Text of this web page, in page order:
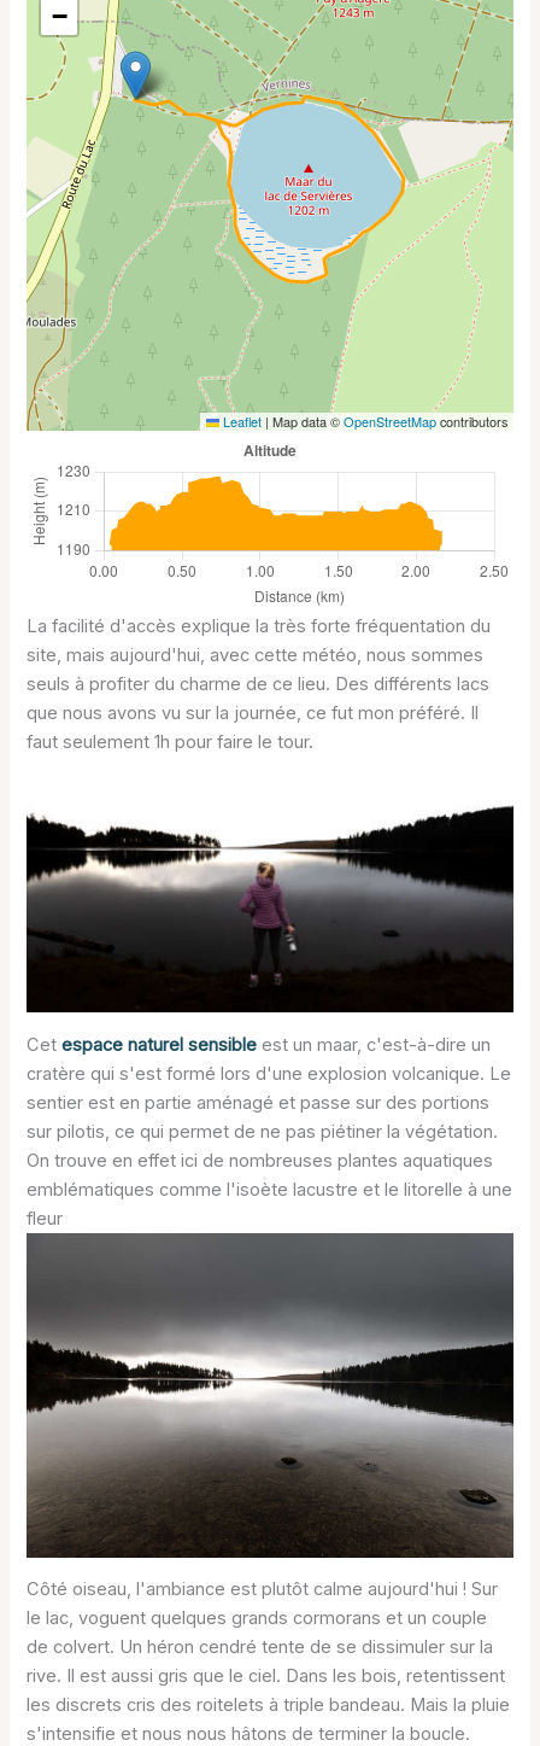
−
Leaflet | Map data ©OpenStreetMapcontributors
La facilité d'accès explique la très forte fréquentation du
site, mais aujourd'hui, avec cette météo, nous sommes
seuls à profiter du charme de ce lieu. Des différents lacs
que nous avons vu sur la journée, ce fut mon préféré. Il
faut seulement 1h pour faire le tour.
Cetespace naturel sensible est un maar, c'est-à-dire un
cratère qui s'est formé lors d'une explosion volcanique. Le
sentier est en partie aménagé et passe sur des portions
sur pilotis, ce qui permet de ne pas piétiner la végétation.
On trouve en effet ici de nombreuses plantes aquatiques
emblématiques comme l'isoète lacustre et le litorelle à une
fleur
Côté oiseau, l'ambiance est plutôt calme aujourd'hui ! Sur
le lac, voguent quelques grands cormorans et un couple
de colvert. Un héron cendré tente de se dissimuler sur la
rive. Il est aussi gris que le ciel. Dans les bois, retentissent
les discrets cris des roitelets à triple bandeau. Mais la pluie
s'intensifie et nous nous hâtons de terminer la boucle.